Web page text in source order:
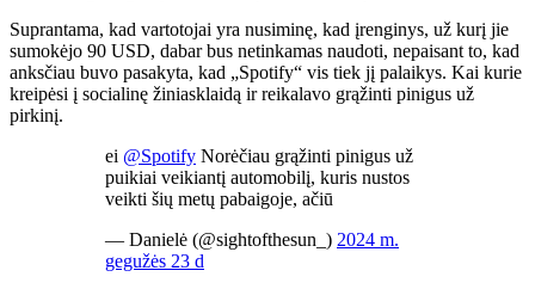
Suprantama, kad vartotojai yra nusiminę, kad įrenginys, už kurį jie
sumokėjo 90 USD, dabar bus netinkamas naudoti, nepaisant to, kad
anksčiau buvo pasakyta, kad „Spotify“ vis tiek jį palaikys. Kai kurie
kreipėsi į socialinę žiniasklaidą ir reikalavo grąžinti pinigus už
pirkinį.
ei @Spotify Norėčiau grąžinti pinigus už
puikiai veikiantį automobilį, kuris nustos
veikti šių metų pabaigoje, ačiū
— Danielė (@sightofthesun_) 2024 m.
gegužės 23 d